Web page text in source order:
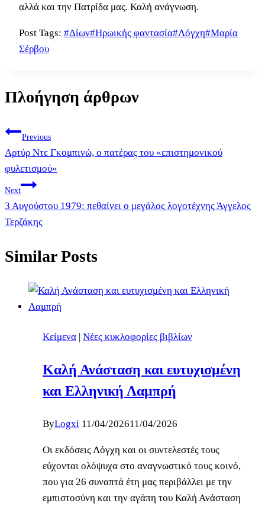
αλλά και την Πατρίδα μας. Καλή ανάγνωση.
Post Tags: #Δίων#Ηρωικής φαντασία#Λόγχη#Μαρία
Σέρβου
Πλοήγηση άρθρων
Previous
Αρτύρ Ντε Γκομπινώ, ο πατέρας του «επιστημονικού
φυλετισμού»
Next
3 Αυγούστου 1979: πεθαίνει ο μεγάλος λογοτέχνης Άγγελος
Τερζάκης
Similar Posts
Κείμενα | Νέες κυκλοφορίες βιβλίων
Καλή Ανάσταση και ευτυχισμένη
και Ελληνική Λαμπρή
ByLogxi 11/04/202611/04/2026
Οι εκδόσεις Λόγχη και οι συντελεστές τους
εύχονται ολόψυχα στο αναγνωστικό τους κοινό,
που για 26 συναπτά έτη μας περιβάλλει με την
εμπιστοσύνη και την αγάπη του Καλή Ανάσταση